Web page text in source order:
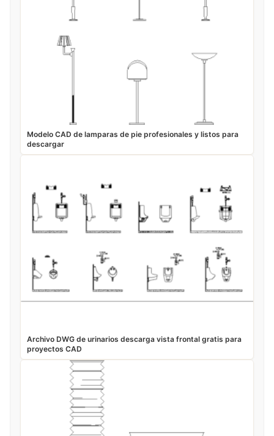
Modelo CAD de lamparas de pie profesionales y listos para
descargar
Archivo DWG de urinarios descarga vista frontal gratis para
proyectos CAD